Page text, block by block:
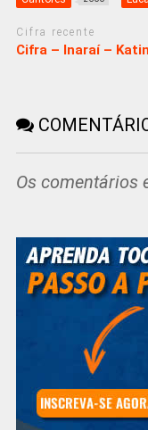
Cifra recente
Cifra – Inaraí –
Os comentários